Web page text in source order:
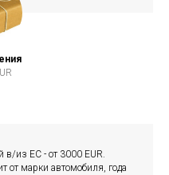
в/из ЕС - от 3000 EUR.
от марки автомобиля, года